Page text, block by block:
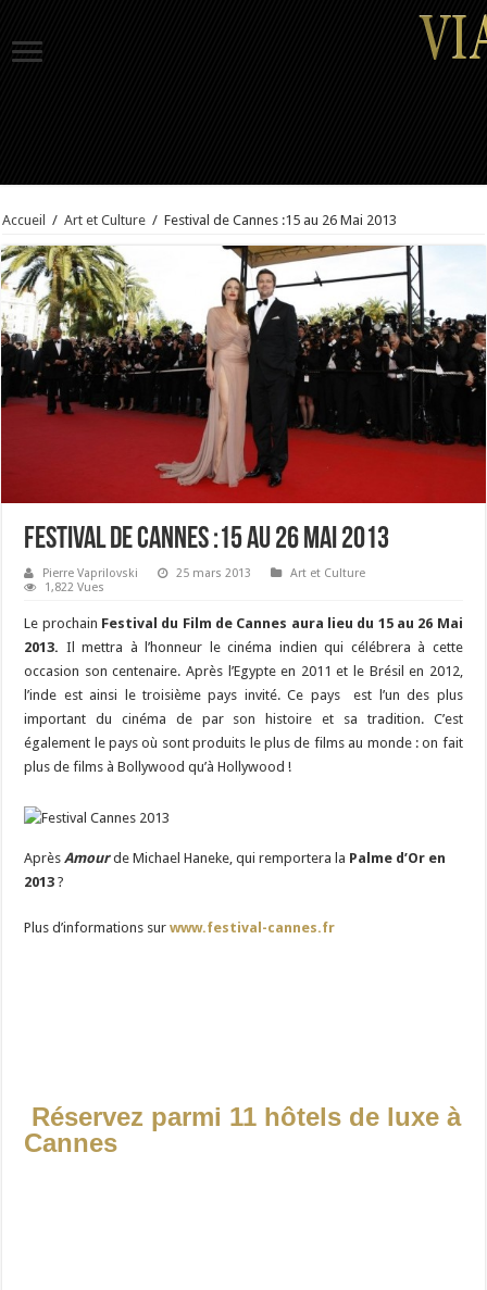
Accueil / Art et Culture / Festival de Cannes :15 au 26 Mai 2013
Festival de Cannes :15 au 26 Mai 2013
Pierre Vaprilovski 25 mars 2013
Art et Culture
1,822 Vues
Le prochain Festival du Film de Cannes aura lieu du 15 au 26 Mai
2013. Il mettra à l’honneur le cinéma indien qui célébrera à cette
occasion son centenaire. Après l’Egypte en 2011 et le Brésil en 2012,
l’inde est ainsi le troisième pays invité. Ce pays est l’un des plus
important du cinéma de par son histoire et sa tradition. C’est
également le pays où sont produits le plus de films au monde : on fait
plus de films à Bollywood qu’à Hollywood !
Après Amourde Michael Haneke, qui remportera la Palme d’Or en
2013 ?
Plus d’informations surwww.festival-cannes.fr
Réservez parmi 11 hôtels de luxe à
Cannes